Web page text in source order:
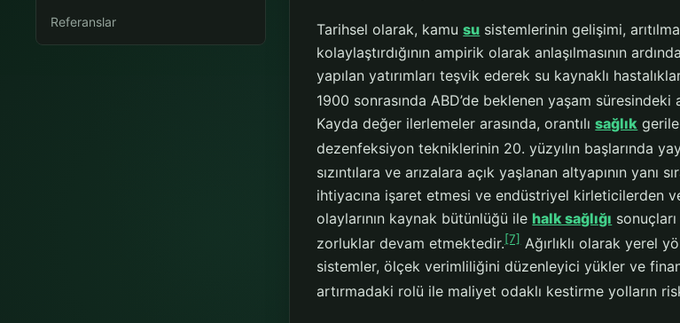
Referanslar
Tarihsel olarak, kamusu sistemlerinin gelişimi,
kolaylaştırdığının ampirik olarak anlaşılmasının
yapılan yatırımları teşvik ederek su kaynaklı
1900 sonrasında ABD’de beklenen yaşam
Kayda değer ilerlemeler arasında, orantılısağlık
dezenfeksiyon tekniklerinin 20. yüzyılın başlarında
sızıntılara ve arızalara açık yaşlanan altyapının
ihtiyacına işaret etmesi ve endüstriyel kirleticilerden
olaylarının kaynak bütünlüğü ile halk sağlığı
zorluklar devam etmektedir.[7] Ağırlıklı olarak yerel
sistemler, ölçek verimliliğini düzenleyici yükler ve
artırmadaki rolü ile maliyet odaklı kestirme yolların